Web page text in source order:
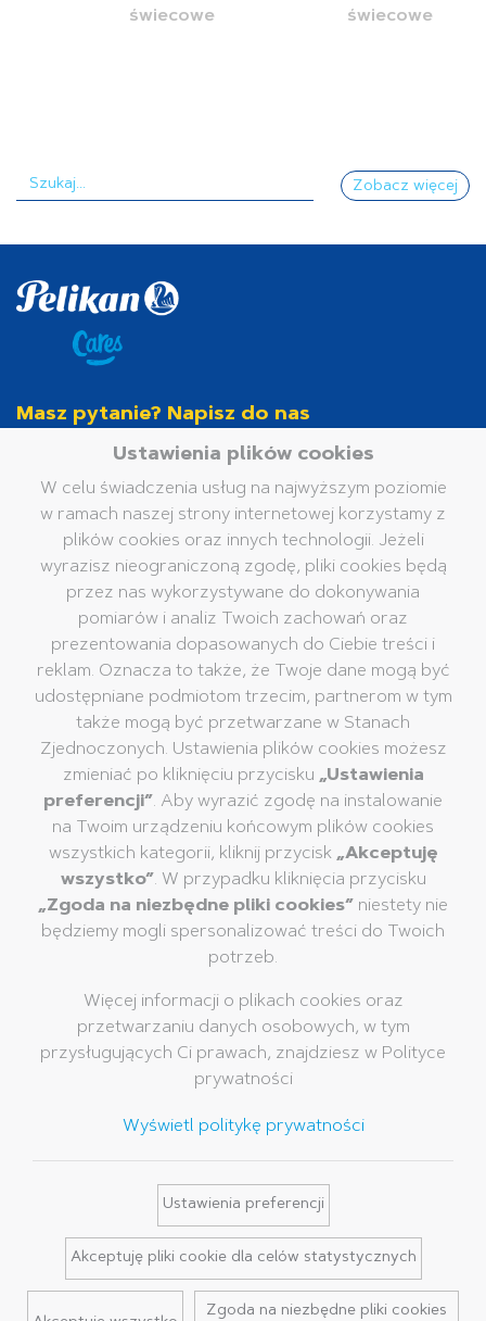
świecowe
świecowe
Zobacz więcej
Masz pytanie? Napisz do nas
info.hamelinpl@hamelinbrands.com
Hamelin Polska Sp. z o.o.
ul. Jutrzenki 137A
Oxygen Park
02-231 Warszawa
Produkty
Artykuły piśmienne
Artykuły plastyczne
Artykuły kreatywne
Kleje
Korektory i gumki
Artykuły szkolne
Artykuły biurowe
Profesjonalne artykuły
Ekskluzywne Pisanie
Firma
Grupa Pelikan
Pelikan na całym świecie
Nasza misja, wizja i
wartości
Zrównoważony rozwój
Muzeum Pelikan
Marka Usługi
Katalogi
pytania
Newsletter
Kontakt
Nota prawna
Polityka prywatności
List do partnerów handlowych
Ustawienia plików cookies
W celu świadczenia usług na najwyższym poziomie
w ramach naszej strony internetowej korzystamy z
plików cookies oraz innych technologii. Jeżeli
wyrazisz nieograniczoną zgodę, pliki cookies będą
przez nas wykorzystywane do dokonywania
pomiarów i analiz Twoich zachowań oraz
prezentowania dopasowanych do Ciebie treści i
reklam. Oznacza to także, że Twoje dane mogą być
udostępniane podmiotom trzecim, partnerom w tym
także mogą być przetwarzane w Stanach
Zjednoczonych. Ustawienia plików cookies możesz
zmieniać po kliknięciu przycisku „Ustawienia
preferencji”. Aby wyrazić zgodę na instalowanie
na Twoim urządzeniu końcowym plików cookies
wszystkich kategorii, kliknij przycisk „Akceptuję
wszystko”. W przypadku kliknięcia przycisku
„Zgoda na niezbędne pliki cookies” niestety nie
będziemy mogli spersonalizować treści do Twoich
potrzeb.
Więcej informacji o plikach cookies oraz
przetwarzaniu danych osobowych, w tym
przysługujących Ci prawach, znajdziesz w Polityce
prywatności
Wyświetl politykę prywatności
Ustawienia preferencji
Akceptuję pliki cookie dla celów statystycznych
Zgoda na niezbędne pliki cookies